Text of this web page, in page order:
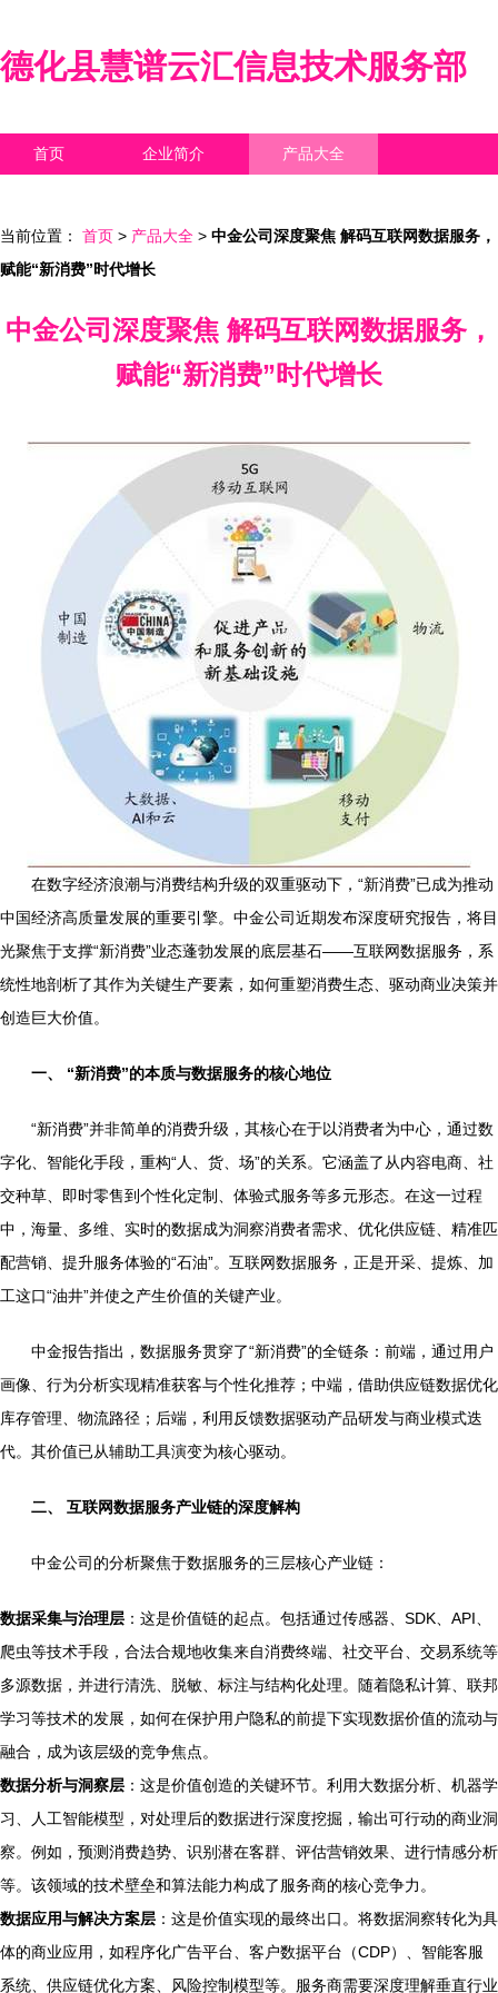
德化县慧谱云汇信息技术服务部
首页 企业简介 产品大全
当前位置： 首页 > 产品大全 > 中金公司深度聚焦 解码互联网数据服务，
赋能“新消费”时代增长
中金公司深度聚焦 解码互联网数据服务，
赋能“新消费”时代增长
在数字经济浪潮与消费结构升级的双重驱动下，“新消费”已成为推动
中国经济高质量发展的重要引擎。中金公司近期发布深度研究报告，将目
光聚焦于支撑“新消费”业态蓬勃发展的底层基石——互联网数据服务，系
统性地剖析了其作为关键生产要素，如何重塑消费生态、驱动商业决策并
创造巨大价值。
一、 “新消费”的本质与数据服务的核心地位
“新消费”并非简单的消费升级，其核心在于以消费者为中心，通过数
字化、智能化手段，重构“人、货、场”的关系。它涵盖了从内容电商、社
交种草、即时零售到个性化定制、体验式服务等多元形态。在这一过程
中，海量、多维、实时的数据成为洞察消费者需求、优化供应链、精准匹
配营销、提升服务体验的“石油”。互联网数据服务，正是开采、提炼、加
工这口“油井”并使之产生价值的关键产业。
中金报告指出，数据服务贯穿了“新消费”的全链条：前端，通过用户
画像、行为分析实现精准获客与个性化推荐；中端，借助供应链数据优化
库存管理、物流路径；后端，利用反馈数据驱动产品研发与商业模式迭
代。其价值已从辅助工具演变为核心驱动。
二、 互联网数据服务产业链的深度解构
中金公司的分析聚焦于数据服务的三层核心产业链：
数据采集与治理层 ：这是价值链的起点。包括通过传感器、SDK、API、
爬虫等技术手段，合法合规地收集来自消费终端、社交平台、交易系统等
多源数据，并进行清洗、脱敏、标注与结构化处理。随着隐私计算、联邦
学习等技术的发展，如何在保护用户隐私的前提下实现数据价值的流动与
融合，成为该层级的竞争焦点。
数据分析与洞察层 ：这是价值创造的关键环节。利用大数据分析、机器学
习、人工智能模型，对处理后的数据进行深度挖掘，输出可行动的商业洞
察。例如，预测消费趋势、识别潜在客群、评估营销效果、进行情感分析
等。该领域的技术壁垒和算法能力构成了服务商的核心竞争力。
数据应用与解决方案层 ：这是价值实现的最终出口。将数据洞察转化为具
体的商业应用，如程序化广告平台、客户数据平台（CDP）、智能客服
系统、供应链优化方案、风险控制模型等。服务商需要深度理解垂直行业